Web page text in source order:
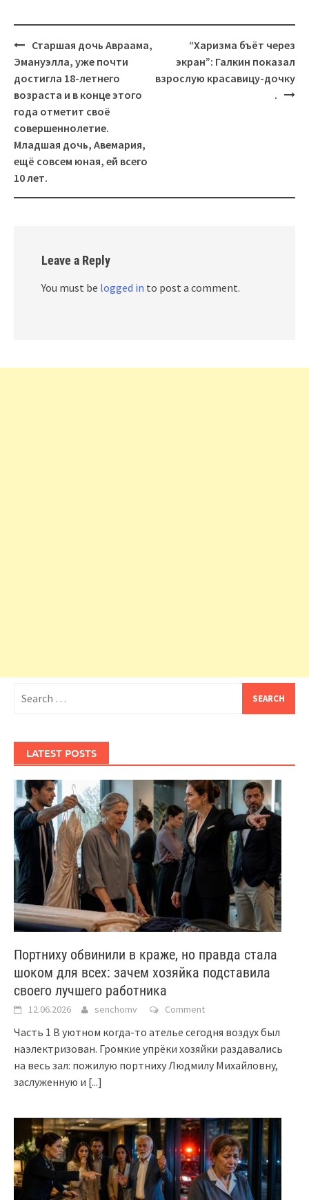
Post
navigation
Старшая дочь Авраама,
Эмануэлла, уже почти
достигла 18-летнего
возраста и в конце этого
года отметит своё
совершеннолетие.
Младшая дочь, Авемария,
ещё совсем юная, ей всего
10 лет.
“Харизма бъёт через
экран”: Галкин показал
взрослую красавицу-дочку
.
Leave a Reply
You must be logged in to post a comment.
for:
LATEST POSTS
Портниху обвинили в краже, но правда стала
шоком для всех: зачем хозяйка подставила
своего лучшего работника
12.06.2026 senchomv Comment
Часть 1 В уютном когда-то ателье сегодня воздух был
наэлектризован. Громкие упрёки хозяйки раздавались
на весь зал: пожилую портниху Людмилу Михайловну,
заслуженную и [...]